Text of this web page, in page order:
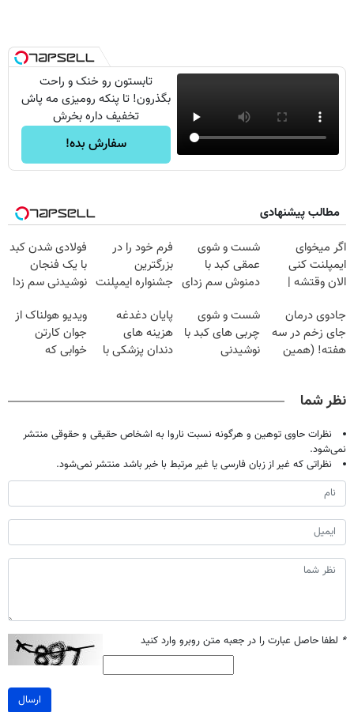
تابستون رو خنک و راحت
بگذرون! تا پنکه رومیزی مه پاش
تخفیف داره بخرش
سفارش بده!
مطالب پیشنهادی
اگر میخوای
ایمپلنت کنی
الان وقتشه |
میلیون تومان!!!
شست و شوی
عمقی کبد با
دمنوش سم زدای
فرم خود را در
بزرگترین
جشنواره ایمپلنت
فقط ۲۵ میلیون
فولادی شدن کبد
با یک فنجان
نوشیدنی سم زدا
جادوی درمان
جای زخم در سه
هفته! (همین
شست و شوی
چربی های کبد با
نوشیدنی
پایان دغدغه
هزینه های
دندان پزشکی با
ویدیو هولناک از
جوان کارتن
خوابی که
نظر شما
نظرات حاوی توهین و هرگونه نسبت ناروا به اشخاص حقیقی و حقوقی منتشر
نمی‌شود.
نظراتی که غیر از زبان فارسی یا غیر مرتبط با خبر باشد منتشر نمی‌شود.
* لطفا حاصل عبارت را در جعبه متن روبرو وارد کنید
ارسال